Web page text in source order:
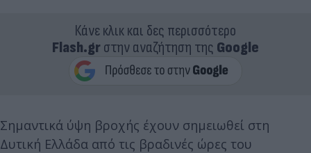
Κάνε κλικ και δες περισσότερο
Flash.grστην αναζήτηση της Google
Σημαντικά ύψη βροχής έχουν σημειωθεί στη
Δυτική Ελλάδα από τις βραδινές ώρες του